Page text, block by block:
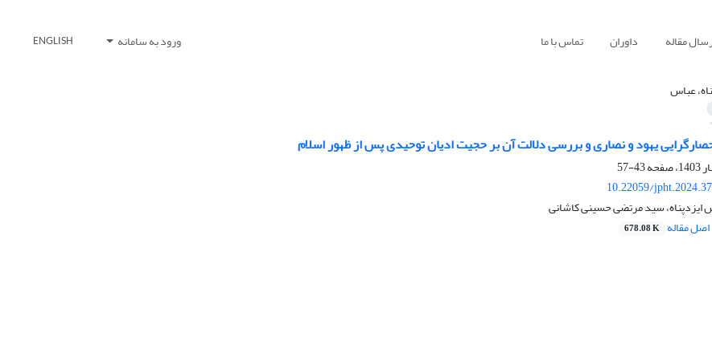
مقاله داوران تماس با ما ورود به سامانه ENGLISH
عباس
یهود و نصاری و بررسی دلالت آن بر حجیت ادیان توحیدی پس از ظهور اسلام
43-57
10.22059/
ایزدپناه، سید مرتضی حسینی کاشانی
اصل مقاله 678.08 K